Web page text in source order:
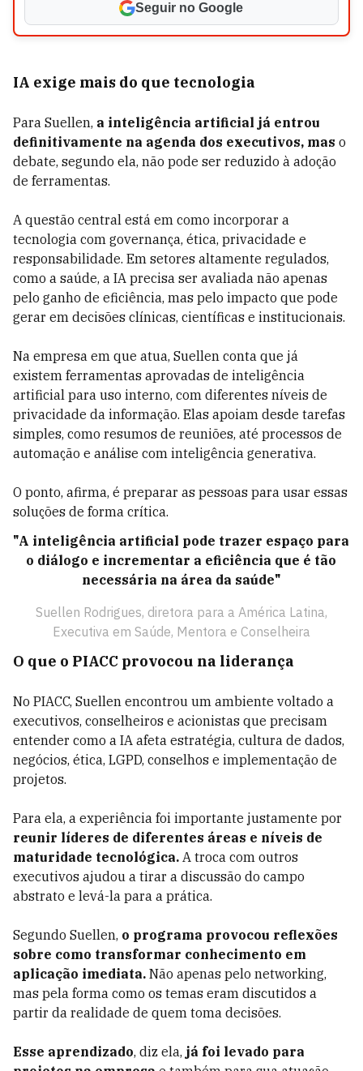
Seguir no Google
IA exige mais do que tecnologia
Para Suellen, a inteligência artificial já entrou
definitivamente na agenda dos executivos, mas o
debate, segundo ela, não pode ser reduzido à adoção
de ferramentas.
A questão central está em como incorporar a
tecnologia com governança, ética, privacidade e
responsabilidade. Em setores altamente regulados,
como a saúde, a IA precisa ser avaliada não apenas
pelo ganho de eficiência, mas pelo impacto que pode
gerar em decisões clínicas, científicas e institucionais.
Na empresa em que atua, Suellen conta que já
existem ferramentas aprovadas de inteligência
artificial para uso interno, com diferentes níveis de
privacidade da informação. Elas apoiam desde tarefas
simples, como resumos de reuniões, até processos de
automação e análise com inteligência generativa.
O ponto, afirma, é preparar as pessoas para usar essas
soluções de forma crítica.
"A inteligência artificial pode trazer espaço para
o diálogo e incrementar a eficiência que é tão
necessária na área da saúde"
Suellen Rodrigues, diretora para a América Latina,
Executiva em Saúde, Mentora e Conselheira
O que o PIACC provocou na liderança
No PIACC, Suellen encontrou um ambiente voltado a
executivos, conselheiros e acionistas que precisam
entender como a IA afeta estratégia, cultura de dados,
negócios, ética, LGPD, conselhos e implementação de
projetos.
Para ela, a experiência foi importante justamente por
reunir líderes de diferentes áreas e níveis de
maturidade tecnológica. A troca com outros
executivos ajudou a tirar a discussão do campo
abstrato e levá-la para a prática.
Segundo Suellen, o programa provocou reflexões
sobre como transformar conhecimento em
aplicação imediata. Não apenas pelo networking,
mas pela forma como os temas eram discutidos a
partir da realidade de quem toma decisões.
Esse aprendizado, diz ela, já foi levado para